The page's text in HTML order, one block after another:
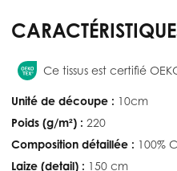
Ce tissus est certifié
Unité de découpe : 10cm
Poids (g/m²) : 220
Composition détaillée : 100%
Laize (detail) : 150 cm